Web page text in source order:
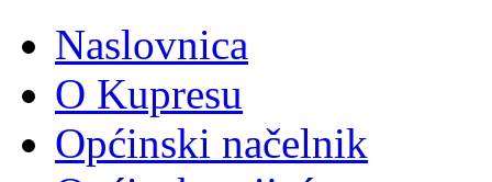
Naslovnica
O Kupresu
Općinski načelnik